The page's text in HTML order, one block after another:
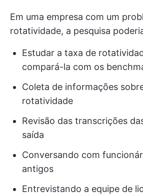
Em uma empresa com um
rotatividade, a pesquisa
Estudar a taxa de
compará-la com os
Coleta de informações
rotatividade
Revisão das transcrições
saída
Conversando com
antigos
Entrevistando a equipe de